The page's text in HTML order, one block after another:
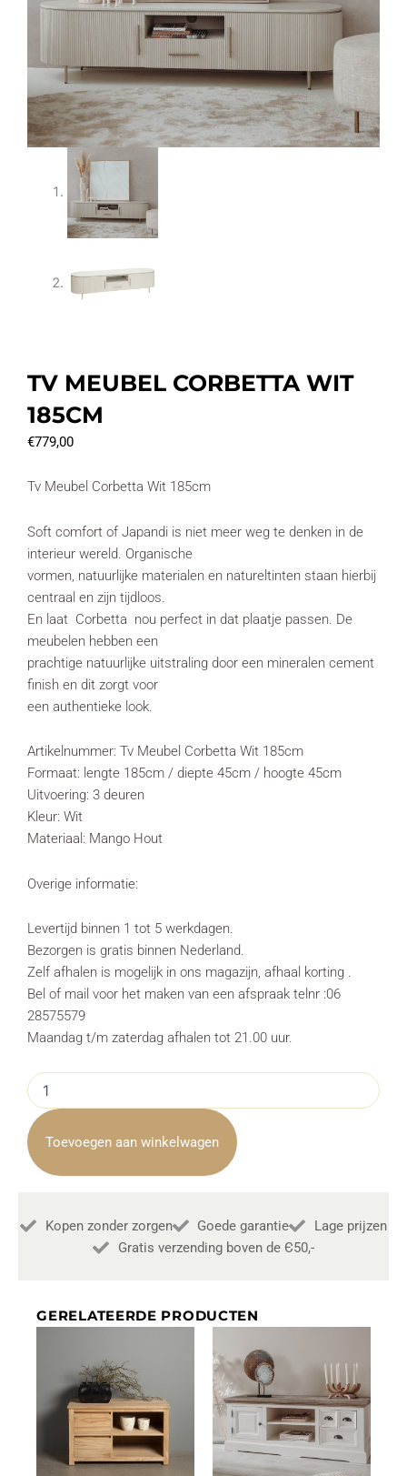
TV MEUBEL CORBETTA WIT
185CM
€779,00
Tv Meubel Corbetta Wit 185cm
Soft comfort of Japandi is niet meer weg te denken in de
interieur wereld. Organische
vormen, natuurlijke materialen en natureltinten staan hierbij
centraal en zijn tijdloos.
En laat Corbetta nou perfect in dat plaatje passen. De
meubelen hebben een
prachtige natuurlijke uitstraling door een mineralen cement
finish en dit zorgt voor
een authentieke look.
Artikelnummer: Tv Meubel Corbetta Wit 185cm
Formaat: lengte 185cm / diepte 45cm / hoogte 45cm
Uitvoering: 3 deuren
Kleur: Wit
Materiaal: Mango Hout
Overige informatie:
Levertijd binnen 1 tot 5 werkdagen.
Bezorgen is gratis binnen Nederland.
Zelf afhalen is mogelijk in ons magazijn, afhaal korting .
Bel of mail voor het maken van een afspraak telnr :06
28575579
Maandag t/m zaterdag afhalen tot 21.00 uur.
Tv
Meubel
Corbetta
Wit
185cm
aantal
Toevoegen aan winkelwagen
Kopen zonder zorgen Goede garantie
Lage prijzen
Gratis verzending boven de Є50,-
GERELATEERDE PRODUCTEN